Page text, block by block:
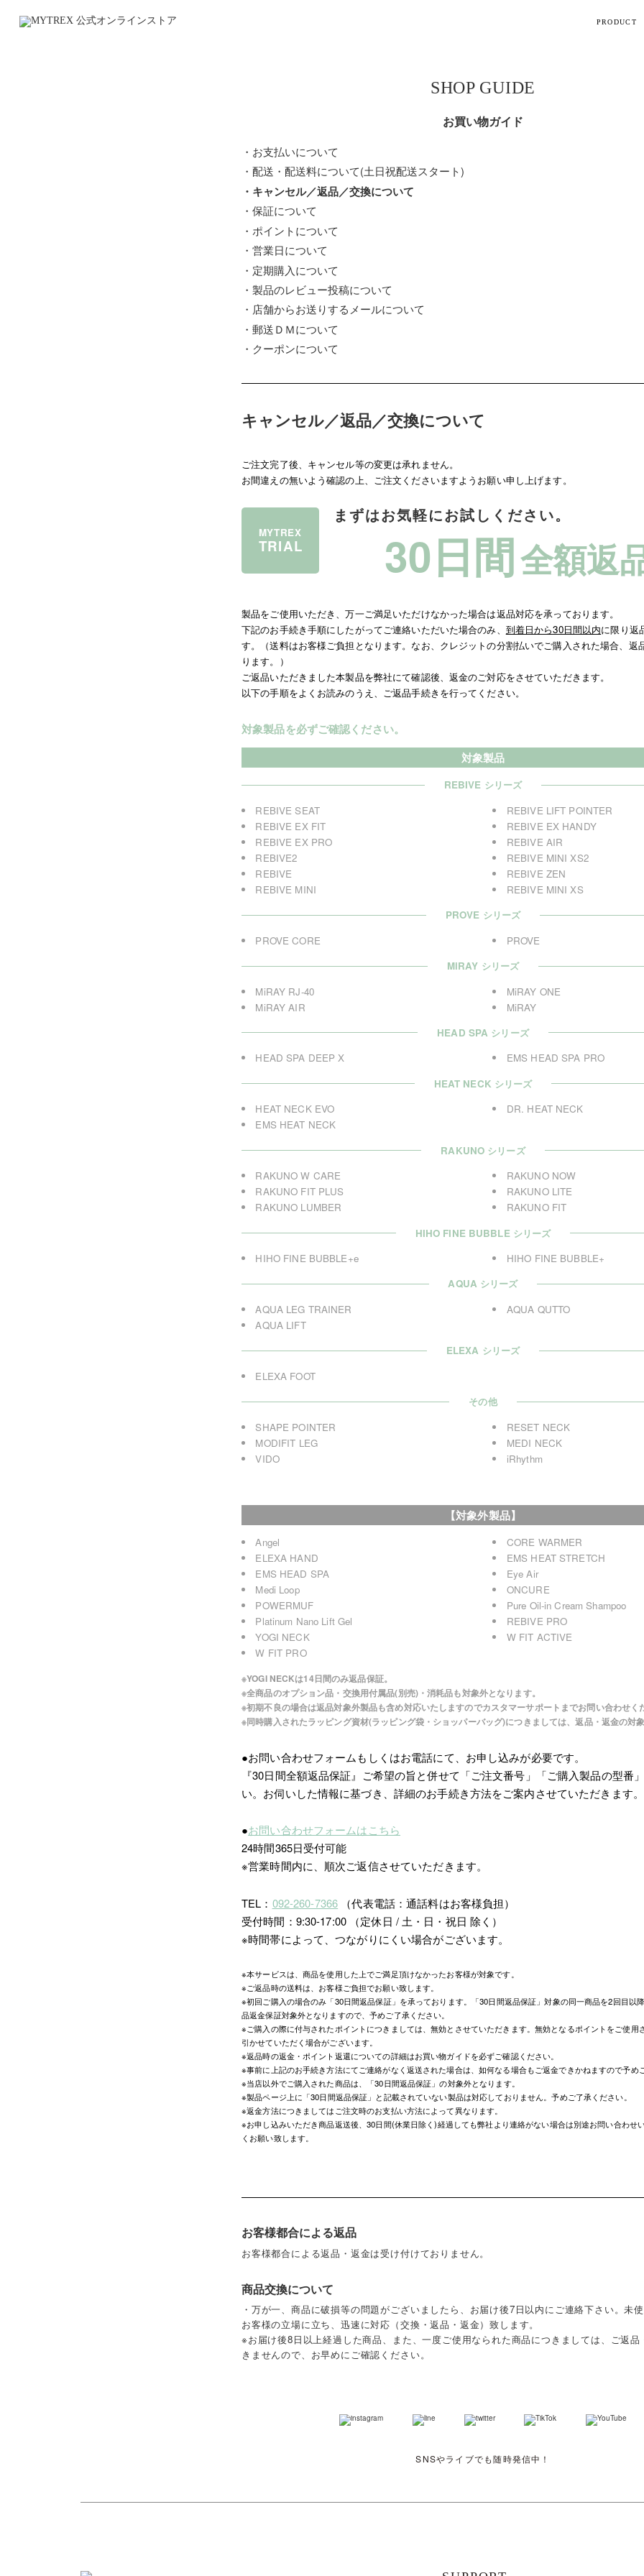
PRODUCT
SHOP GUIDE
お買い物ガイド
・お支払いについて
・配送・配送料について(土日祝配送スタート)
・キャンセル／返品／交換について
・保証について
・ポイントについて
・営業日について
・定期購入について
・製品のレビュー投稿について
・店舗からお送りするメールについて
・郵送ＤＭについて
・クーポンについて
キャンセル／返品／交換について
ご注文完了後、キャンセル等の変更は承れません。
お間違えの無いよう確認の上、ご注文くださいますようお願い申し上げます。
MYTREX
TRIAL
まずはお気軽にお試しください。
30日間全額返
製品をご使用いただき、万一ご満足いただけなかった場合は返品対応を承っております。
下記のお手続き手順にしたがってご連絡いただいた場合のみ、 到着日から30日間以内に限り返
す。（送料はお客様ご負担となります。なお、クレジットの分割払いでご購入された場合、返
ります。）
ご返品いただきました本製品を弊社にて確認後、返金のご対応をさせていただきます。
以下の手順をよくお読みのうえ、ご返品手続きを行ってください。
対象製品を必ずご確認ください。
対象製品
REBIVE シリーズ
REBIVE SEAT
REBIVE LIFT POINTER
REBIVE EX FIT
REBIVE EX HANDY
REBIVE EX PRO
REBIVE AIR
REBIVE2
REBIVE MINI XS2
REBIVE
REBIVE ZEN
REBIVE MINI
REBIVE MINI XS
PROVE シリーズ
PROVE CORE
PROVE
MiRAY シリーズ
MiRAY RJ-40
MiRAY ONE
MiRAY AIR
MiRAY
HEAD SPA シリーズ
HEAD SPA DEEP X
EMS HEAD SPA PRO
HEAT NECK シリーズ
HEAT NECK EVO
DR. HEAT NECK
EMS HEAT NECK
RAKUNO シリーズ
RAKUNO W CARE
RAKUNO NOW
RAKUNO FIT PLUS
RAKUNO LITE
RAKUNO LUMBER
RAKUNO FIT
HIHO FINE BUBBLE シリーズ
HIHO FINE BUBBLE+e
HIHO FINE BUBBLE+
AQUA シリーズ
AQUA LEG TRAINER
AQUA QUTTO
AQUA LIFT
ELEXA シリーズ
ELEXA FOOT
その他
SHAPE POINTER
RESET NECK
MODIFIT LEG
MEDI NECK
VIDO
iRhythm
【対象外製品】
Angel
CORE WARMER
ELEXA HAND
EMS HEAT STRETCH
EMS HEAD SPA
Eye Air
Medi Loop
ONCURE
POWERMUF
Pure Oil-in Cream Shampoo
Platinum Nano Lift Gel
REBIVE PRO
YOGI NECK
W FIT ACTIVE
W FIT PRO
※YOGI NECKは14日間のみ返品保証。
※全商品のオプション品・交換用付属品(別売)・消耗品も対象外となります。
※初期不良の場合は返品対象外製品も含め対応いたしますのでカスタマーサポートまでお問い合わせく
※同時購入されたラッピング資材(ラッピング袋・ショッパーバッグ)につきましては、返品・返金の対象
●お問い合わせフォームもしくはお電話にて、お申し込みが必要です。
『30日間全額返品保証』ご希望の旨と併せて「ご注文番号」「ご購入製品の型番
い。お伺いした情報に基づき、詳細のお手続き方法をご案内させていただきます。
●お問い合わせフォームはこちら
24時間365日受付可能
※営業時間内に、順次ご返信させていただきます。
TEL： 092-260-7366 （代表電話：通話料はお客様負担）
受付時間：9:30-17:00 （定休日 / 土・日・祝日 除く）
※時間帯によって、つながりにくい場合がございます。
※本サービスは、商品を使用した上でご満足頂けなかったお客様が対象です。
※ご返品時の送料は、お客様ご負担でお願い致します。
※初回ご購入の場合のみ「30日間返品保証」を承っております。「30日間返品保証」対象の同一商品を2回目以
品返金保証対象外となりますので、予めご了承ください。
※ご購入の際に付与されたポイントにつきましては、無効とさせていただきます。無効となるポイントをご使用
引かせていただく場合がございます。
※返品時の返金・ポイント返還についての詳細はお買い物ガイドを必ずご確認ください。
※事前に上記のお手続き方法にてご連絡がなく返送された場合は、如何なる場合もご返金できかねますので予め
※当店以外でご購入された商品は、「30日間返品保証」の対象外となります。
※製品ページ上に「30日間返品保証」と記載されていない製品は対応しておりません。予めご了承ください。
※返金方法につきましてはご注文時のお支払い方法によって異なります。
※お申し込みいただき商品返送後、30日間(休業日除く)経過しても弊社より連絡がない場合は別途お問い合わせ
くお願い致します。
お客様都合による返品
お客様都合による返品・返金は受け付けておりません。
商品交換について
・万が一、商品に破損等の問題がございましたら、お届け後7日以内にご連絡下さい。未使
お客様の立場に立ち、迅速に対応（交換・返品・返金）致します。
※お届け後8日以上経過した商品、また、一度ご使用なられた商品につきましては、ご返品
きませんので、お早めにご確認ください。
SNSやライブでも随時発信中！